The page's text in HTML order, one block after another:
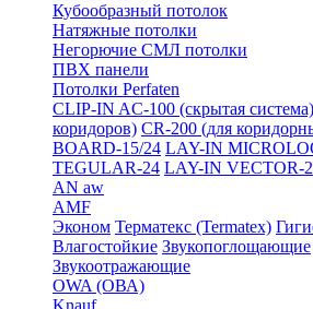
Кубообразный потолок
Натяжные потолки
Негорючие СМЛ потолки
ПВХ панели
Потолки Perfaten
CLIP-IN AC-100 (скрытая система)
коридоров) CR-200 (для
BOARD-15/24 LAY-IN
TEGULAR-24 LAY-IN VECTOR-
AN aw
AMF
Эконом Терматекс (Termatex)
Влагостойкие Звукопоглощающие
Звукоотражающие
OWA (ОВА)
Knauf